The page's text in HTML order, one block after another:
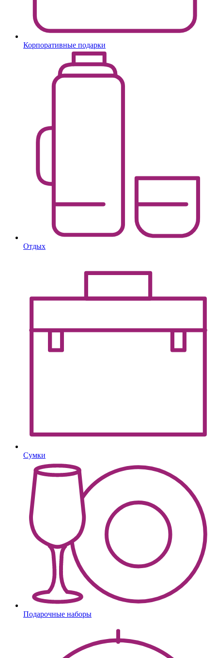
Корпоративные подарки
Отдых
Сумки
Подарочные наборы